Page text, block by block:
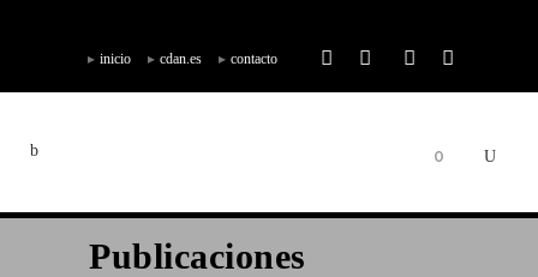
inicio cdan.es contacto
0
Publicaciones